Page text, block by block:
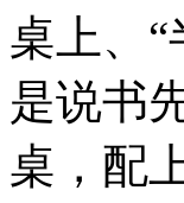
桌上、“
是说书
桌，配